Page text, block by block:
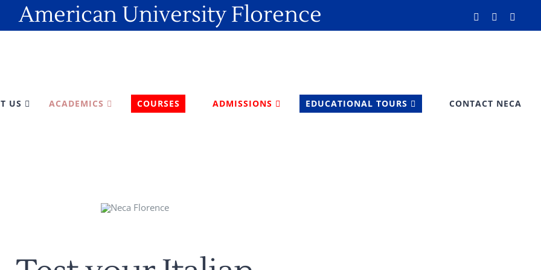
American University Florence FacebookLinkedIn
US ACADEMICS COURSES ADMISSIONS EDUCATIONAL TOURS CONTACT NECA